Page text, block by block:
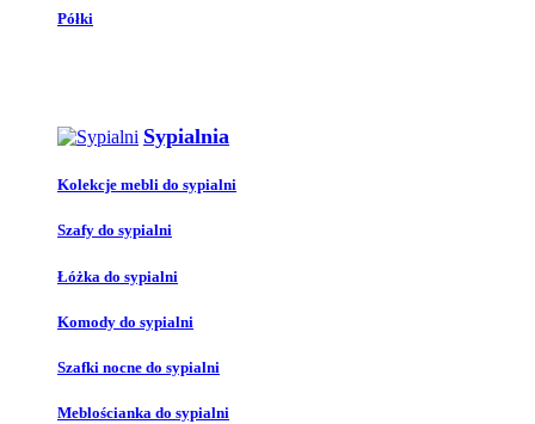
Półki
Sypialnia
Kolekcje mebli do sypialni
Szafy do sypialni
Łóżka do sypialni
Komody do sypialni
Szafki nocne do sypialni
Meblościanka do sypialni